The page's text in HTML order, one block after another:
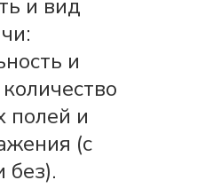
и вид
и
полей и
(с
без).